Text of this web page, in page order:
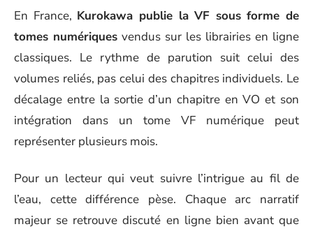
En France, Kurokawa publie la VF sous forme de
tomes numériques vendus sur les librairies en ligne
classiques. Le rythme de parution suit celui des
volumes reliés, pas celui des chapitres individuels. Le
décalage entre la sortie d’un chapitre en VO et son
intégration dans un tome VF numérique peut
représenter plusieurs mois.
Pour un lecteur qui veut suivre l’intrigue au fil de
l’eau, cette différence pèse. Chaque arc narratif
majeur se retrouve discuté en ligne bien avant que